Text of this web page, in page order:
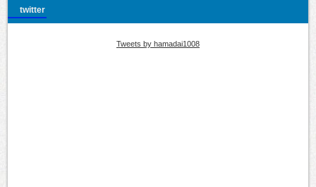
twitter
Tweets by hamadai1008